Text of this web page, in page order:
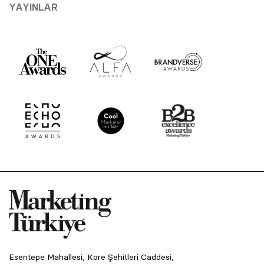
YAYINLAR
Esentepe Mahallesi, Kore Şehitleri Caddesi,